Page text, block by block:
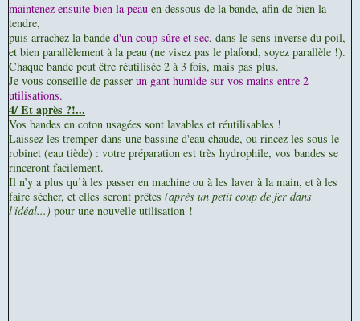
maintenez ensuite bien la peau en dessous de la bande, afin de bien la
tendre,
puis arrachez la bande d'un coup sûre et sec, dans le sens inverse du poil,
et bien parallèlement à la peau (ne visez pas le plafond, soyez parallèle !).
Chaque bande peut être réutilisée 2 à 3 fois, mais pas plus.
Je vous conseille de passer un gant humide sur vos mains entre 2
utilisations.
4/ Et après ?!...
Vos bandes en coton usagées sont lavables et réutilisables !
Laissez les tremper dans une bassine d'eau chaude, ou rincez les sous le
robinet (eau tiède) : votre préparation est très hydrophile, vos bandes se
rinceront facilement.
Il n’y a plus qu’à les passer en machine ou à les laver à la main, et à les
faire sécher, et elles seront prêtes (après un petit coup de fer dans
l'idéal...) pour une nouvelle utilisation !